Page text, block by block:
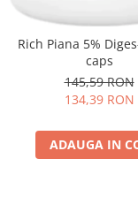
Rich Piana 5%
caps
145,59 RON
134,39 RON
ADAUGA IN